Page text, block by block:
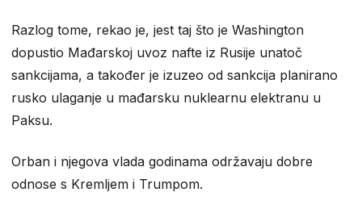
Razlog tome, rekao je, jest taj što je Washington
dopustio Mađarskoj uvoz nafte iz Rusije unatoč
sankcijama, a također je izuzeo od sankcija planirano
rusko ulaganje u mađarsku nuklearnu elektranu u
Paksu.
Orban i njegova vlada godinama održavaju dobre
odnose s Kremljem i Trumpom.